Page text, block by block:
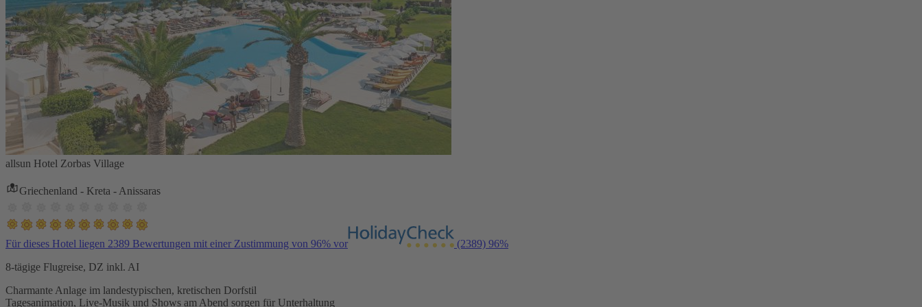
allsun Hotel Zorbas Village
Griechenland - Kreta - Anissaras
Für dieses Hotel liegen 2389 Bewertungen mit einer Zustimmung von 96% vor (2389) 96%
8-tägige Flugreise, DZ inkl. AI
Charmante Anlage im landestypischen, kretischen Dorfstil
Tagesanimation, Live-Musik und Shows am Abend sorgen für Unterhaltung